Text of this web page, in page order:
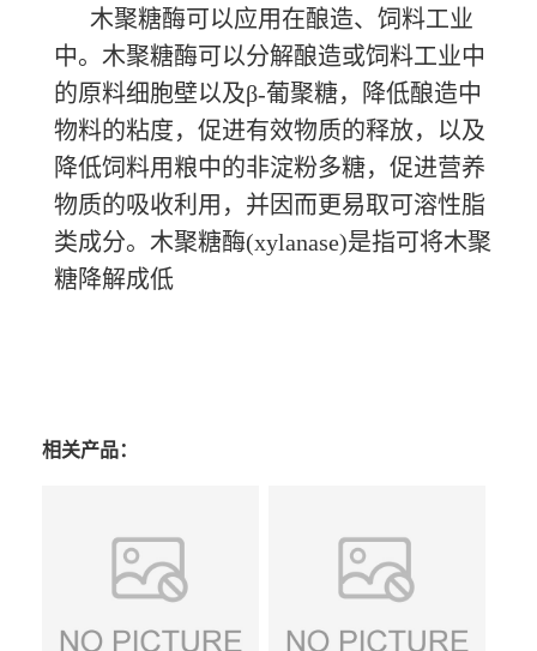
木聚糖酶可以应用在酿造、饲料工业
中。木聚糖酶可以分解酿造或饲料工业中
的原料细胞壁以及β-葡聚糖，降低酿造中
物料的粘度，促进有效物质的释放，以及
降低饲料用粮中的非淀粉多糖，促进营养
物质的吸收利用，并因而更易取可溶性脂
类成分。木聚糖酶(xylanase)是指可将木聚
糖降解成低
相关产品：